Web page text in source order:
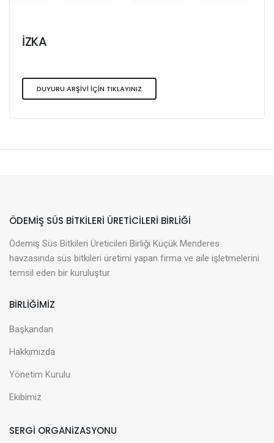
İZKA
DUYURU ARŞİVİ İÇİN TIKLAYINIZ
ÖDEMIŞ SÜS BITKILERI ÜRETICILERI BIRLIĞI
Ödemiş Süs Bitkileri Üreticileri Birliği Küçük Menderes
havzasında süs bitkileri üretimi yapan firma ve aile işletmelerini
temsil eden bir kuruluştur.
BİRLİĞİMİZ
Başkandan
Hakkımızda
Yönetim Kurulu
Ekibimiz
SERGİ ORGANİZASYONU